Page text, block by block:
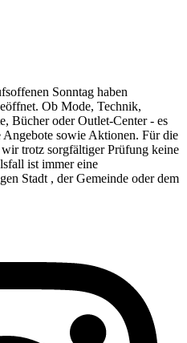
Sonntag haben
Ob Mode, Technik,
Bücher oder Outlet-Center - es
sowie Aktionen. Für die
trotz sorgfältiger Prüfung keine
ist immer eine
Stadt , der Gemeinde oder dem